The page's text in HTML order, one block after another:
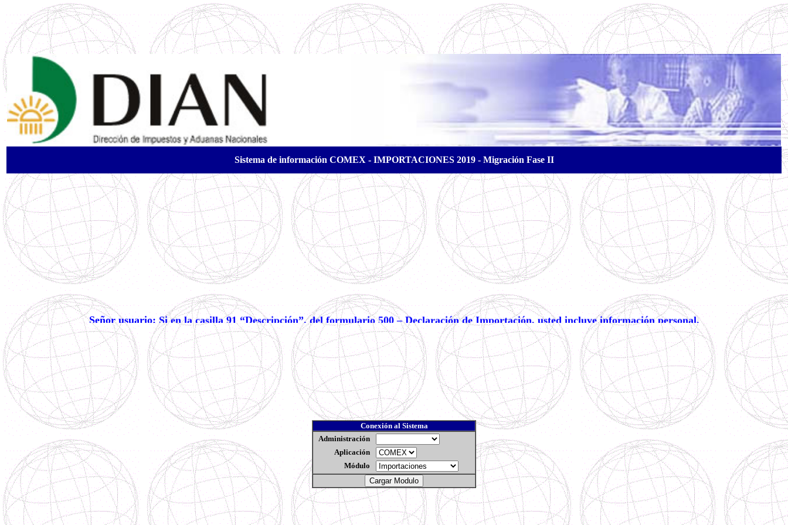
Sistema de información COMEX - IMPORTACIONES 2019 - Migración Fase II
Señor usuario: Si en la casilla 91 “Descripción”, del formulario 500 – Declaración de Importación, usted incluye información personal,
autoriza a la DIAN para que la publique. No olvide que en dicha casilla no se exige la incorporación de información o datos de carácter personal.
Cualquier inquietud comunicarse con Asistencia al Cliente a las líneas telefónicas 5462200 y 019005550993
Las especificaciones del mensaje CUSDEC se encuentran a disposición en los siguientes enlaces
Mapa mensaje CUSDEC
Documentación del mensaje CUSDEC
La opción de menú descrita a continuación les permitirá validar la sintaxis de los mensajes EDIFACT CUSDEC que se generen como parte de las pruebas del estándar.Esta opción se encuentra a disposición de los declarantes, así:
SIA/UAP
-DECLARACIONES
Conexión al Sistema
Administración
Aplicación
Módulo